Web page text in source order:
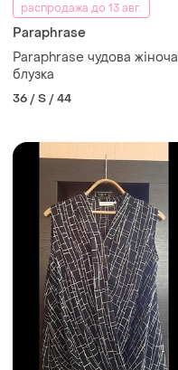
распродажа до 13 авг.
Paraphrase
Paraphrase чудова жіноча
блузка
36 / S / 44